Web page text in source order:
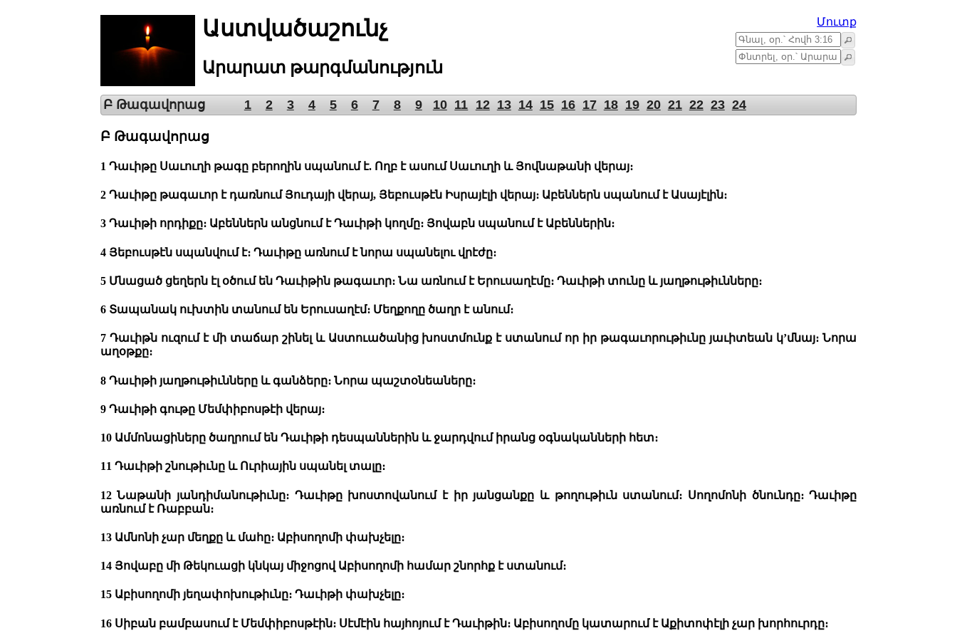
Աստվածաշունչ
Արարատթարգմանություն
Մուտք
Բ Թագավորաց 1 2 3 4 5 6 7 8 9 10 11 12 13 14 15 16 17 18 19 20 21 22 23 24
Բ Թագավորաց
1 Դաւիթը Սաւուղի թագը բերողին սպանում է. Ողբ է ասում Սաւուղի և Յովնաթանի վերայ։
2 Դաւիթը թագաւոր է դառնում Յուդայի վերայ, Յեբուսթէն Իսրայէլի վերայ։ Աբեններն սպանում է Ասայէլին։
3 Դաւիթի որդիքը։ Աբեններն անցնում է Դաւիթի կողմը։ Յովաբն սպանում է Աբեններին։
4 Յեբուսթէն սպանվում է։ Դաւիթը առնում է նորա սպանելու վրէժը։
5 Մնացած ցեղերն էլ օծում են Դաւիթին թագաւոր։ Նա առնում է Երուսաղէմը։ Դաւիթի տունը և յաղթութիւնները։
6 Տապանակ ուխտին տանում են Երուսաղէմ։ Մեղքողը ծաղր է անում։
7 Դաւիթն ուզում է մի տաճար շինել և Աստուածանից խոստմունք է ստանում որ իր թագաւորութիւնը յաւիտեան կ’մնայ։ Նորա
աղօթքը։
8 Դաւիթի յաղթութիւնները և գանձերը։ Նորա պաշտօնեաները։
9 Դաւիթի գութը Մեմփիբոսթէի վերայ։
10 Ամմոնացիները ծաղրում են Դաւիթի դեսպաններին և ջարդվում իրանց օգնականների հետ։
11 Դաւիթի շնութիւնը և Ուրիային սպանել տալը։
12 Նաթանի յանդիմանութիւնը։ Դաւիթը խոստովանում է իր յանցանքը և թողութիւն ստանում։ Սողոմոնի ծնունդը։ Դաւիթը
առնում է Ռաբբան։
13 Ամնոնի չար մեղքը և մահը։ Աբիսողոմի փախչելը։
14 Յովաբը մի Թեկուացի կնկայ միջոցով Աբիսողոմի համար շնորհք է ստանում։
15 Աբիսողոմի յեղափոխութիւնը։ Դաւիթի փախչելը։
16 Սիբան բամբասում է Մեմփիբոսթէին։ Սէմէին հայհոյում է Դաւիթին։ Աբիսողոմը կատարում է Աքիտոփէլի չար խորհուրդը։